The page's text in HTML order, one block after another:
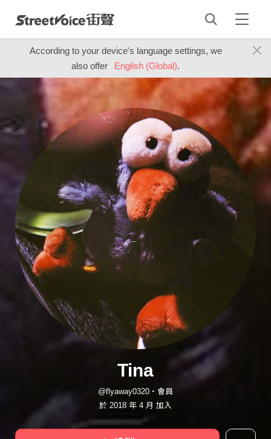
According to your device's language settings, we
also offer
English (Global).
Tina
@flyaway0320・會員
於 2018 年 4 月 加入